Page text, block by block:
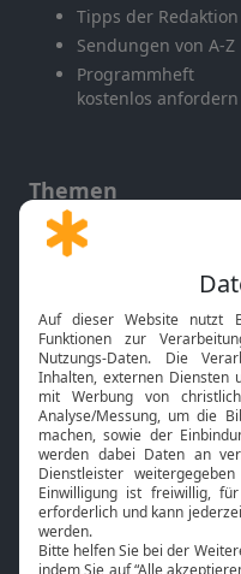
Tipps der Redaktion
Sendungen von A-Z
Programmheft
kostenlos anfordern
Themen
Gott und Bibel erklärt
Neuigkeiten
Bibel TV
Über uns